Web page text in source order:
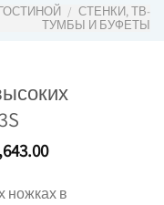
/ СТЕНКИ, ТВ-
ТУМБЫ И БУФЕТЫ
ножках в